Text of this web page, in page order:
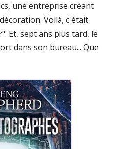
une entreprise créant
Voilà, c'était
Et, sept ans plus tard, le
dans son bureau... Que